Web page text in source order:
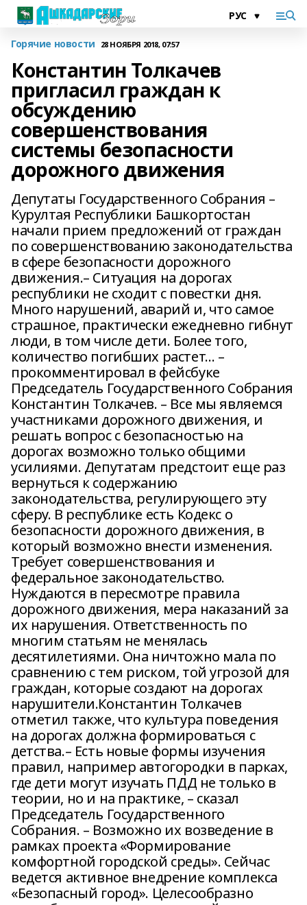
Горячие новости 28 НОЯБРЯ 2018, 07:57
Константин Толкачев
пригласил граждан к
обсуждению
совершенствования
системы безопасности
дорожного движения
Депутаты Государственного Собрания –
Курултая Республики Башкортостан
начали прием предложений от граждан
по совершенствованию законодательства
в сфере безопасности дорожного
движения.– Ситуация на дорогах
республики не сходит с повестки дня.
Много нарушений, аварий и, что самое
страшное, практически ежедневно гибнут
люди, в том числе дети. Более того,
количество погибших растет… –
прокомментировал в фейсбуке
Председатель Государственного Собрания
Константин Толкачев. – Все мы являемся
участниками дорожного движения, и
решать вопрос с безопасностью на
дорогах возможно только общими
усилиями. Депутатам предстоит еще раз
вернуться к содержанию
законодательства, регулирующего эту
сферу. В республике есть Кодекс о
безопасности дорожного движения, в
который возможно внести изменения.
Требует совершенствования и
федеральное законодательство.
Нуждаются в пересмотре правила
дорожного движения, мера наказаний за
их нарушения. Ответственность по
многим статьям не менялась
десятилетиями. Она ничтожно мала по
сравнению с тем риском, той угрозой для
граждан, которые создают на дорогах
нарушители.Константин Толкачев
отметил также, что культура поведения
на дорогах должна формироваться с
детства.– Есть новые формы изучения
правил, например автогородки в парках,
где дети могут изучать ПДД не только в
теории, но и на практике, – сказал
Председатель Государственного
Собрания. – Возможно их возведение в
рамках проекта «Формирование
комфортной городской среды». Сейчас
ведется активное внедрение комплекса
«Безопасный город». Целесообразно